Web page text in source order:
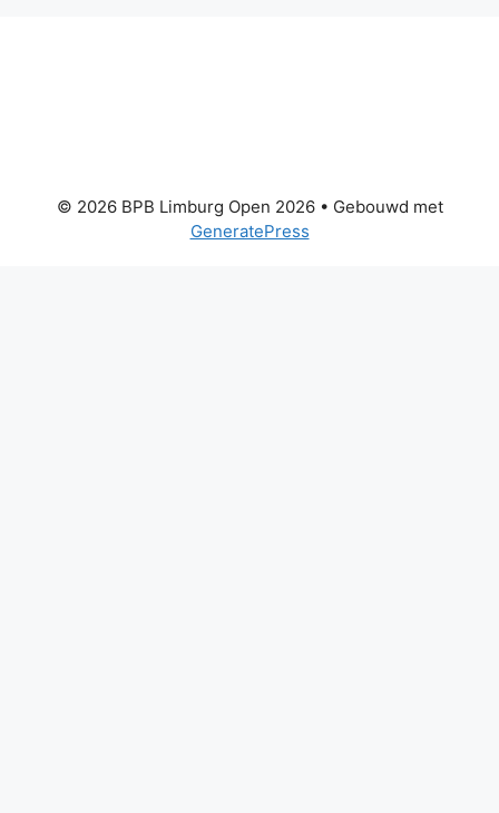
© 2026 BPB Limburg Open 2026• Gebouwd met
GeneratePress